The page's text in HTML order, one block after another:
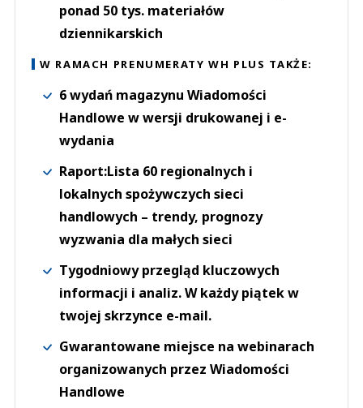
ponad 50 tys. materiałów
dziennikarskich
W RAMACH PRENUMERATY WH PLUS TAKŻE:
6 wydań magazynu Wiadomości
Handlowe w wersji drukowanej i e-
wydania
Raport:Lista 60 regionalnych i
lokalnych spożywczych sieci
handlowych – trendy, prognozy
wyzwania dla małych sieci
Tygodniowy przegląd kluczowych
informacji i analiz. W każdy piątek w
twojej skrzynce e-mail.
Gwarantowane miejsce na webinarach
organizowanych przez Wiadomości
Handlowe